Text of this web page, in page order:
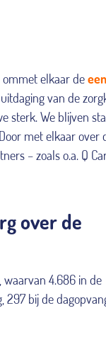
elkaar de
van de
sterk. We blijven
met elkaar over
– zoals o.a. Q
over de
waarvan 4.686 in de
297 bij de